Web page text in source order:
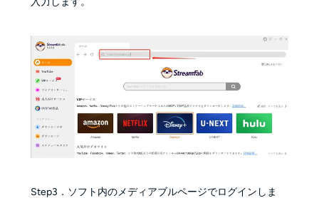
Step3．ソフト内のメディアブルページでログインしま